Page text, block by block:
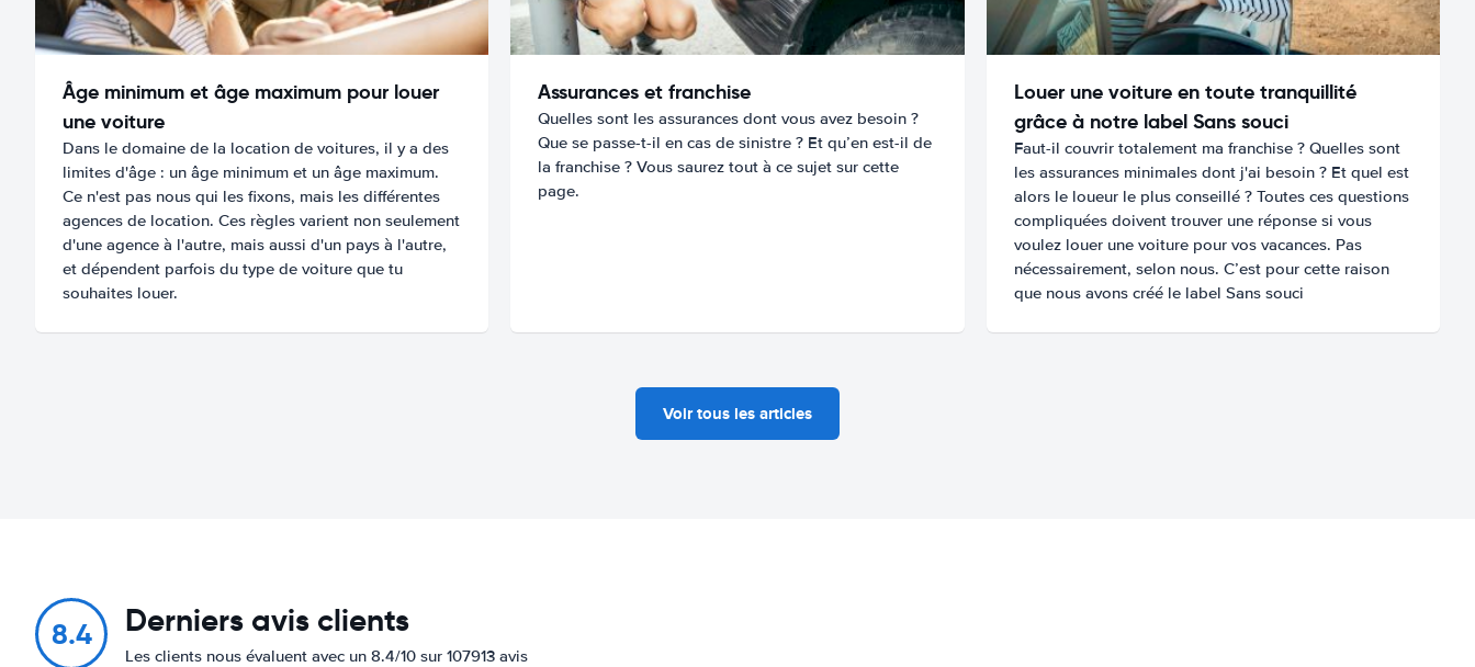
Âge minimum et âge maximum pour louer
une voiture
Dans le domaine de la location de voitures, il y a des
limites d'âge : un âge minimum et un âge maximum.
Ce n'est pas nous qui les fixons, mais les différentes
agences de location. Ces règles varient non seulement
d'une agence à l'autre, mais aussi d'un pays à l'autre,
et dépendent parfois du type de voiture que tu
souhaites louer.
Assurances et franchise
Quelles sont les assurances dont vous avez besoin ?
Que se passe-t-il en cas de sinistre ? Et qu’en est-il de
la franchise ? Vous saurez tout à ce sujet sur cette
page.
Louer une voiture en toute tranquillité
grâce à notre label Sans souci
Faut-il couvrir totalement ma franchise ? Quelles sont
les assurances minimales dont j'ai besoin ? Et quel est
alors le loueur le plus conseillé ? Toutes ces questions
compliquées doivent trouver une réponse si vous
voulez louer une voiture pour vos vacances. Pas
nécessairement, selon nous. C’est pour cette raison
que nous avons créé le label Sans souci
Voir tous les articles
8.4 Derniers avis clients
Les clients nous évaluent avec un 8.4/10 sur 107913 avis